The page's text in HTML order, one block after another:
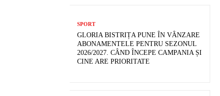
SPORT
GLORIA BISTRIȚA PUNE ÎN VÂNZARE
ABONAMENTELE PENTRU SEZONUL
2026/2027. CÂND ÎNCEPE CAMPANIA ȘI
CINE ARE PRIORITATE